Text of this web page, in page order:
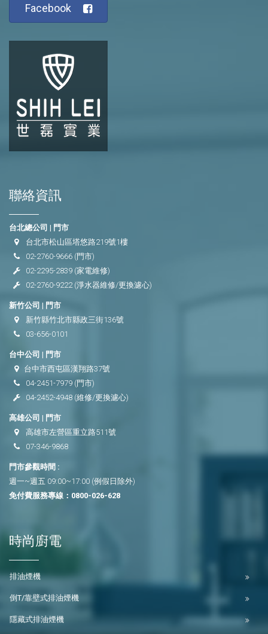
Facebook
聯絡資訊
台北總公司 | 門市
台北市松山區塔悠路219號1樓
02-2760-9666 (門市)
02-2295-2839 (家電維修)
02-2760-9222(淨水器維修/更換濾心)
新竹公司 | 門市
新竹縣竹北市縣政三街136號
03-656-0101
台中公司 | 門市
台中市西屯區漢翔路37號
04-2451-7979 (門市)
04-2452-4948 (維修/更換濾心)
高雄公司 | 門市
高雄市左營區重立路511號
07-346-9868
門市參觀時間 :
週一~週五 09:00~17:00 (例假日除外)
免付費服務專線： 0800-026-628
時尚廚電
排油煙機
倒T/靠壁式排油煙機
隱藏式排油煙機